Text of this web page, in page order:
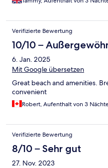
Verifizierte Bewertung
10/10 –
6. Jan. 2025
Mit Google übersetzen
Great beach and amenities.
convenient
Robert, Aufenthalt von 3
Verifizierte Bewertung
8/10 – Sehr gut
27. Nov. 2023